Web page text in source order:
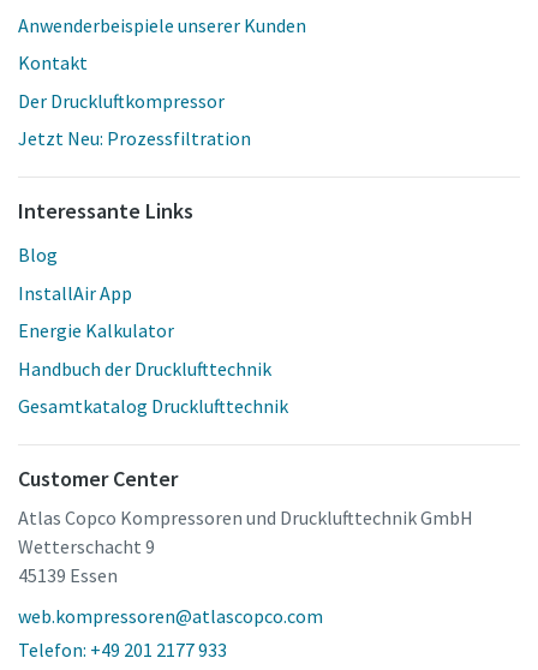
Anwenderbeispiele unserer Kunden
Kontakt
Der Druckluftkompressor
Jetzt Neu: Prozessfiltration
Interessante Links
Blog
InstallAir App
Energie Kalkulator
Handbuch der Drucklufttechnik
Gesamtkatalog Drucklufttechnik
Customer Center
Atlas Copco Kompressoren und Drucklufttechnik GmbH
Wetterschacht 9
45139 Essen
web.kompressoren@atlascopco.com
Telefon: +49 201 2177 933